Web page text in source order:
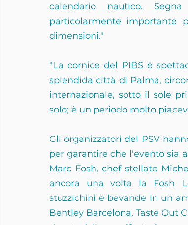
calendario nautico.
particolarmente importante
dimensioni."
"La cornice del PIBS è
splendida città di Palma,
internazionale, sotto il sole
solo; è un periodo molto
Gli organizzatori del PSV
per garantire che l'evento sia
Marc Fosh, chef stellato
ancora una volta la Fosh
stuzzichini e bevande in un
Bentley Barcelona. Taste Out